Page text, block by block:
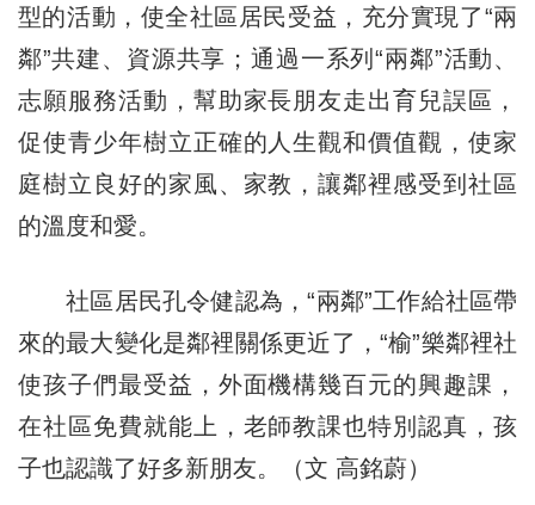
型的活動，使全社區居民受益，充分實現了“兩
鄰”共建、資源共享；通過一系列“兩鄰”活動、
志願服務活動，幫助家長朋友走出育兒誤區，
促使青少年樹立正確的人生觀和價值觀，使家
庭樹立良好的家風、家教，讓鄰裡感受到社區
的溫度和愛。
社區居民孔令健認為，“兩鄰”工作給社區帶
來的最大變化是鄰裡關係更近了，“榆”樂鄰裡社
使孩子們最受益，外面機構幾百元的興趣課，
在社區免費就能上，老師教課也特別認真，孩
子也認識了好多新朋友。（文 高銘蔚）